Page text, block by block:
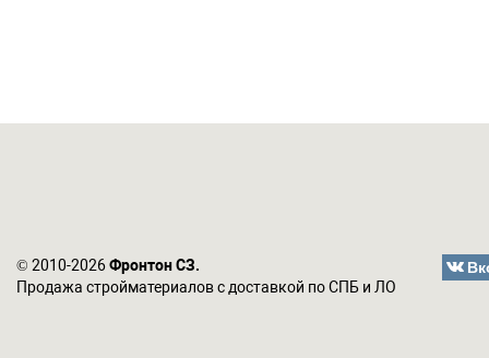
© 2010-2026Фронтон СЗ.
Продажа стройматериалов с доставкой по СПБ и ЛО